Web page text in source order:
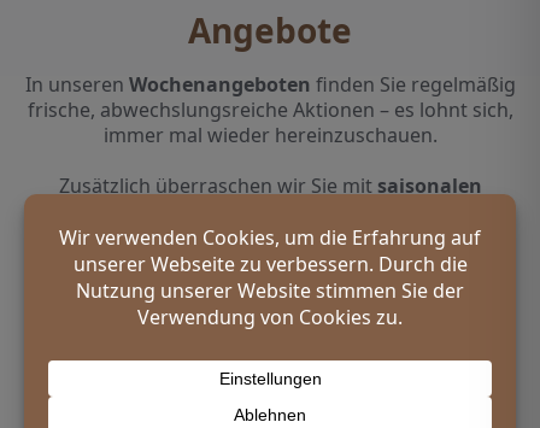
Angebote
In unseren Wochenangeboten finden Sie regelmäßig
frische, abwechslungsreiche Aktionen – es lohnt sich,
immer mal wieder hereinzuschauen.
Zusätzlich überraschen wir Sie mit saisonalen
sommerliche Grillabende – für jedes Fest und jede
Jahreszeit bereiten wir besondere Genussideen für
Sie vor.
Bleiben Sie inspiriert und entdecken Sie unsere
aktuellen Angebote auf Facebook oder Instagram.
Wir freuen uns auf Ihren Besuch – online und in
unseren Filialen!